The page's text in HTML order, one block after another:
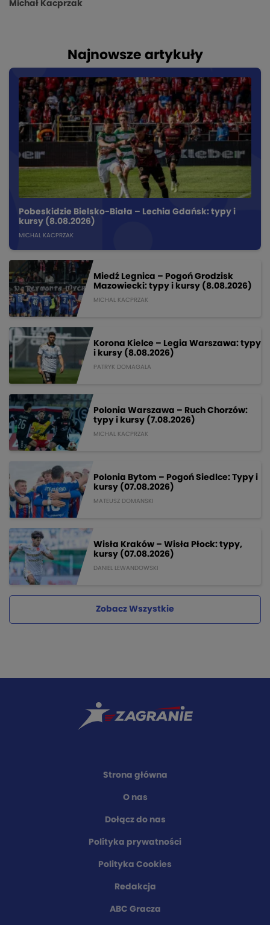
Michał Kacprzak
Najnowsze artykuły
Pobeskidzie Bielsko-Biała – Lechia Gdańsk: typy i
kursy (8.08.2026)
MICHAL KACPRZAK
Miedź Legnica – Pogoń Grodzisk
Mazowiecki: typy i kursy (8.08.2026)
MICHAL KACPRZAK
Korona Kielce – Legia Warszawa: typy
i kursy (8.08.2026)
PATRYK DOMAGALA
Polonia Warszawa – Ruch Chorzów:
typy i kursy (7.08.2026)
MICHAL KACPRZAK
Polonia Bytom – Pogoń Siedlce: Typy i
kursy (07.08.2026)
MATEUSZ DOMANSKI
Wisła Kraków – Wisła Płock: typy,
kursy (07.08.2026)
DANIEL LEWANDOWSKI
Zobacz Wszystkie
Strona główna
O nas
Dołącz do nas
Polityka prywatności
Polityka Cookies
Redakcja
ABC Gracza